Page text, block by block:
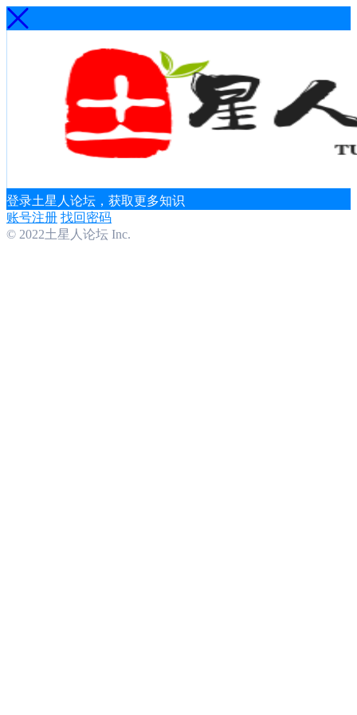
登录土星人论坛，获取更多知识
账号注册 找回密码
© 2022土星人论坛 Inc.